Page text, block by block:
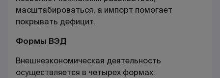
масштабироваться, а импорт помогает
покрывать дефицит.
Формы ВЭД
Внешнеэкономическая деятельность
осуществляется в четырех формах: